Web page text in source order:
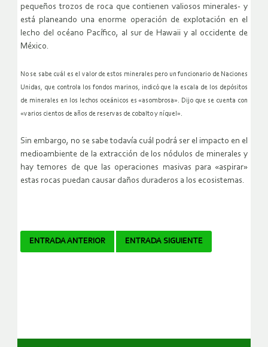
pequeños trozos de roca que contienen valiosos minerales- y
está planeando una enorme operación de explotación en el
lecho del océano Pacífico, al sur de Hawaii y al occidente de
México.
No se sabe cuál es el valor de estos minerales pero un funcionario de Naciones
Unidas, que controla los fondos marinos, indicó que la escala de los depósitos
de minerales en los lechos oceánicos es «asombrosa». Dijo que se cuenta con
«varios cientos de años de reservas de cobalto y níquel».
Sin embargo, no se sabe todavía cuál podrá ser el impacto en el
medioambiente de la extracción de los nódulos de minerales y
hay temores de que las operaciones masivas para «aspirar»
estas rocas puedan causar daños duraderos a los ecosistemas.
Navegador
ENTRADA ANTERIOR ENTRADA SIGUIENTE